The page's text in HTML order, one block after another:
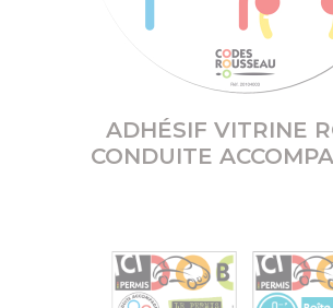
ADHÉSIF VITRINE
CONDUITE